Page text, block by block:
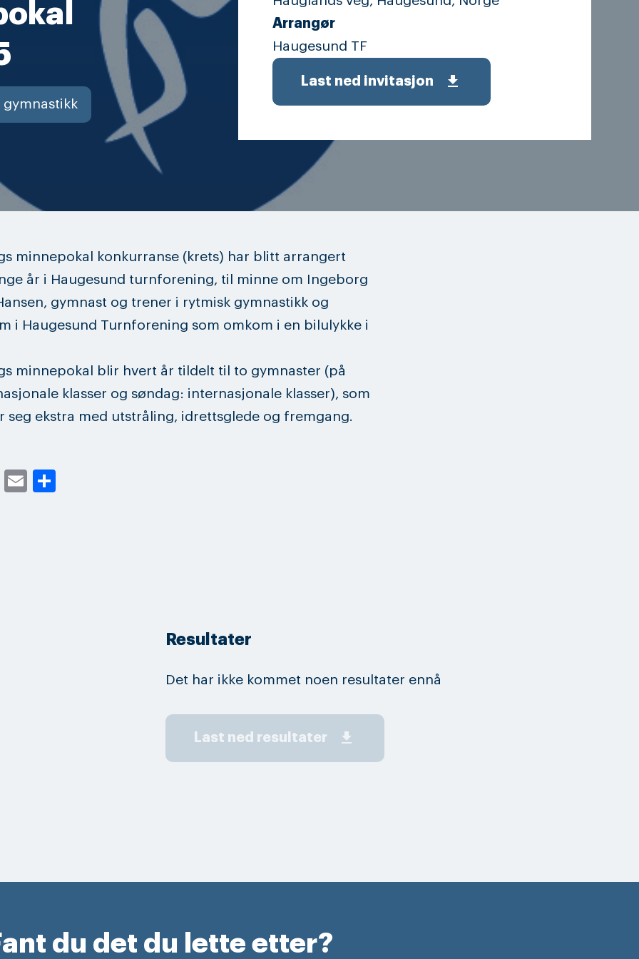
gymnastikk
Arrangør
Haugesund TF
Last ned invitasjon get_app
minnepokal konkurranse (krets) har blitt arrangert
år i Haugesund turnforening, til minne om Ingeborg
gymnast og trener i rytmisk gymnastikk og
i Haugesund Turnforening som omkom i en bilulykke i
minnepokal blir hvert år tildelt til to gymnaster (på
klasser og søndag: internasjonale klasser), som
seg ekstra med utstråling, idrettsglede og fremgang.
Email
Resultater
Det har ikke kommet noen resultater ennå
Last ned resultater get_app
du det du lette etter?